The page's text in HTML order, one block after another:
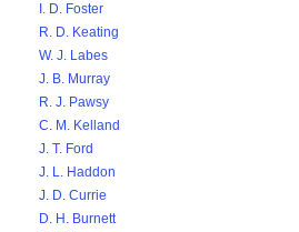
I. D. Foster
R. D. Keating
W. J. Labes
J. B. Murray
R. J. Pawsy
C. M. Kelland
J. T. Ford
J. L. Haddon
J. D. Currie
D. H. Burnett